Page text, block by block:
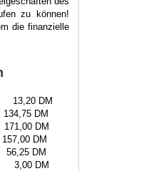
zu können!
die finanzielle
DM
DM
DM
DM
DM
DM